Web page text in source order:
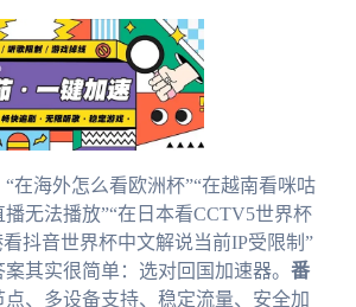
在海外怎么看欧洲杯”“在越南看咪咕
无法播放”“在日本看CCTV5世界杯
抖音世界杯中文解说当前IP受限制”
其实很简单：选对回国加速器。 番
点、多设备支持、稳定流量、安全加